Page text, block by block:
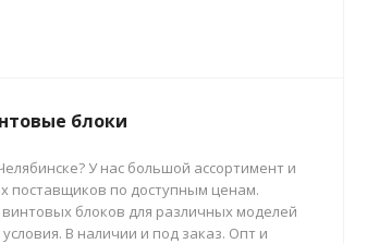
блоки
У нас большой ассортимент и
поставщиков по доступным ценам.
блоков для различных моделей
В наличии и под заказ. Опт и